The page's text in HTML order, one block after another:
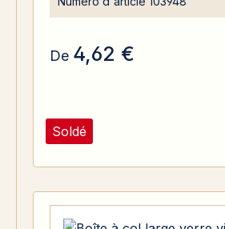
Soldé
De 4,62 €